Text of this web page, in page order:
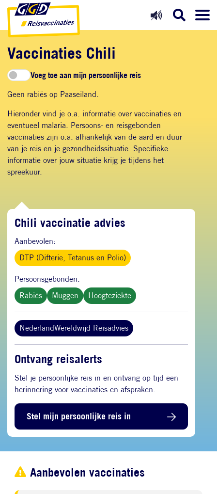
Direct naar inhoud
Direct naar hoofdnavigatie
Direct naar zoekfunctie
Vaccinaties Chili
Voeg toe aan mijn persoonlijke reis
Geen rabiës op Paaseiland.
Hieronder vind je o.a. informatie over vaccinaties en
eventueel malaria. Persoons- en reisgebonden
vaccinaties zijn o.a. afhankelijk van de aard en duur
van je reis en je gezondheidssituatie. Specifieke
informatie over jouw situatie krijg je tijdens het
spreekuur.
Chili vaccinatie advies
Aanbevolen:
DTP (Difterie, Tetanus en Polio)
Persoonsgebonden:
Rabiës
Muggen Hoogteziekte
NederlandWereldwijd Reisadvies
Ontvang reisalerts
Stel je persoonlijke reis in en ontvang op tijd een
herinnering voor vaccinaties en afspraken.
Stel mijn persoonlijke reis in
Aanbevolen vaccinaties